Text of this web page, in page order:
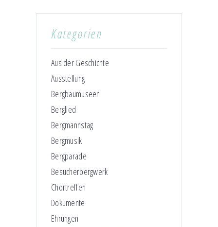
Kategorien
Aus der Geschichte
Ausstellung
Bergbaumuseen
Berglied
Bergmannstag
Bergmusik
Bergparade
Besucherbergwerk
Chortreffen
Dokumente
Ehrungen